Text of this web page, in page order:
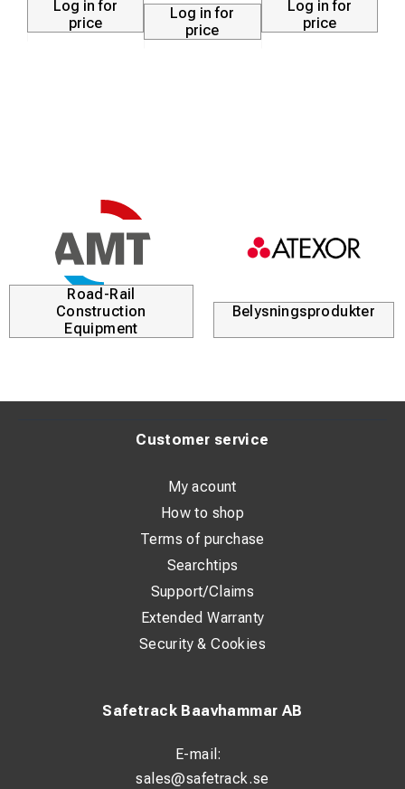
Den låga vikten underlättar för personalen vid frekventa
förflyttningar längs spårområdet.
Gjutet stål
Användningsområde:
Växelpartier och spåravslut
Log in for
price
Log in for
price
Log in for
price
Road-Rail
Construction
Equipment
Belysningsprodukter
Safetrack Baavhammar AB
E-mail:
sales@safetrack.se
Customer service
My acount
How to shop
Terms of purchase
Searchtips
Support/Claims
Extended Warranty
Security & Cookies